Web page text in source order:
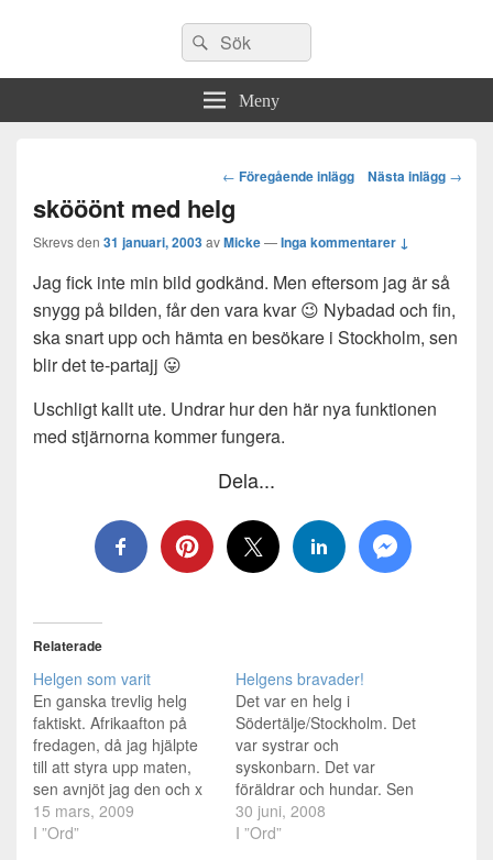
Sök
efter:
Sök
Meny
Post
← Föregående inlägg Nästa inlägg →
skööönt med helg
Skrevs den 31 januari, 2003avMicke—Inga kommentarer ↓
Jag fick inte min bild godkänd. Men eftersom jag är så
snygg på bilden, får den vara kvar 😉 Nybadad och fin,
ska snart upp och hämta en besökare i Stockholm, sen
blir det te-partajj 😛
Uschligt kallt ute. Undrar hur den här nya funktionen
med stjärnorna kommer fungera.
Dela...
Relaterade
Helgen som varit
En ganska trevlig helg
faktiskt. Afrikaafton på
fredagen, då jag hjälpte
till att styra upp maten,
sen avnjöt jag den och x
antal enheter tillsammans
med kortspel och skratt.
15 mars, 2009
I ”Ord”
Helgens bravader!
Det var en helg i
Södertälje/Stockholm. Det
var systrar och
syskonbarn. Det var
föräldrar och hundar. Sen
var det ju jag med. Kom
iväg till Södertälje efter att
30 juni, 2008
I ”Ord”